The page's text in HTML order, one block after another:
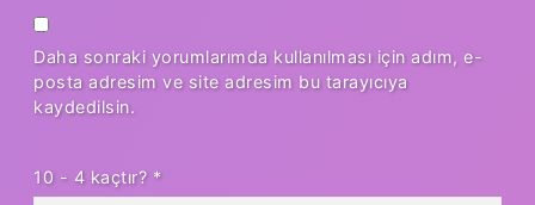
Daha sonraki yorumlarımda kullanılması için adım, e-
posta adresim ve site adresim bu tarayıcıya
kaydedilsin.
10 - 4 kaçtır? *